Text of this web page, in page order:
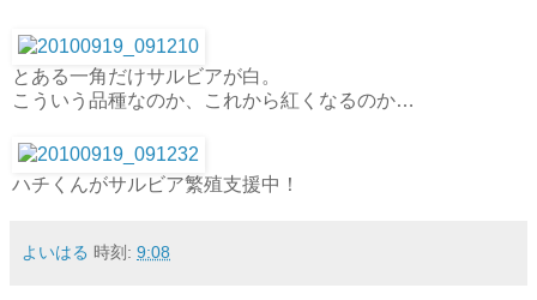
とある一角だけサルビアが白。
こういう品種なのか、これから紅くなるのか…
ハチくんがサルビア繁殖支援中！
よいはる 時刻: 9:08